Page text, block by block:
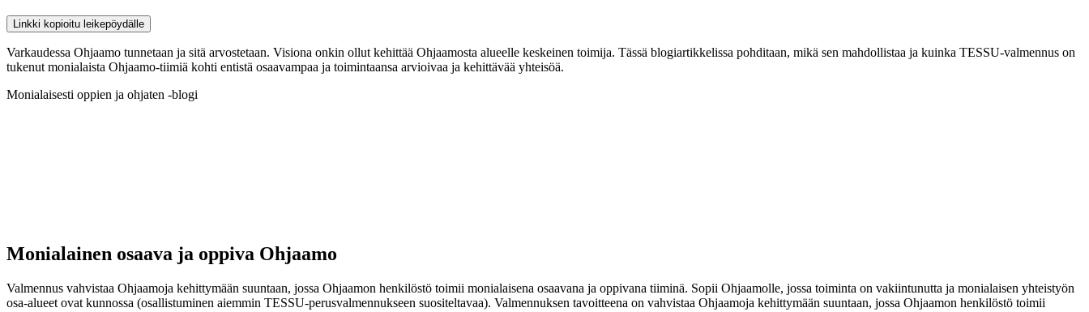
Linkki kopioitu leikepöydälle
Varkaudessa Ohjaamo tunnetaan ja sitä arvostetaan. Visiona onkin ollut kehittää Ohjaamosta alueelle keskeinen toimija. Tässä blogiartikkelissa pohditaan, mikä sen mahdollistaa ja kuinka TESSU-valmennus on
tukenut monialaista Ohjaamo-tiimiä kohti entistä osaavampaa ja toimintaansa arvioivaa ja kehittävää yhteisöä.
Monialaisesti oppien ja ohjaten -blogi
Monialainen osaava ja oppiva Ohjaamo
Valmennus vahvistaa Ohjaamoja kehittymään suuntaan, jossa Ohjaamon henkilöstö toimii monialaisena osaavana ja oppivana tiiminä. Sopii Ohjaamolle, jossa toiminta on vakiintunutta ja monialaisen yhteistyön
osa-alueet ovat kunnossa (osallistuminen aiemmin TESSU-perusvalmennukseen suositeltavaa). Valmennuksen tavoitteena on vahvistaa Ohjaamoja kehittymään suuntaan, jossa Ohjaamon henkilöstö toimii